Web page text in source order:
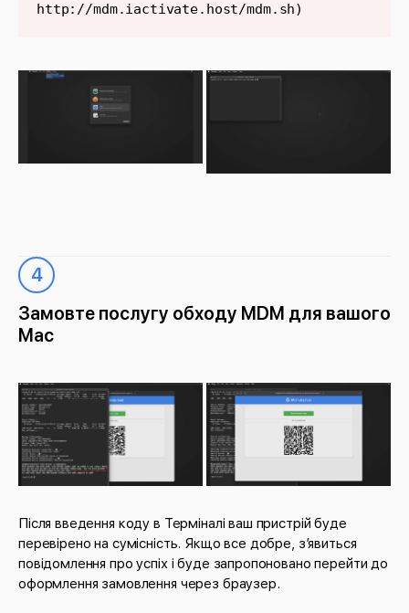
http://mdm.iactivate.host/mdm.sh)
4
Замовте послугу обходу MDM для вашого
Mac
Після введення коду в Терміналі ваш пристрій буде
перевірено на сумісність. Якщо все добре, з’явиться
повідомлення про успіх і буде запропоновано перейти до
оформлення замовлення через браузер.